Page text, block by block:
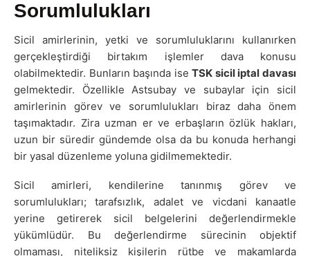
Sorumlulukları
Sicil amirlerinin, yetki ve sorumluluklarını kullanırken
gerçekleştirdiği birtakım işlemler dava konusu
olabilmektedir. Bunların başında iseTSK sicil iptal davası
gelmektedir. Özellikle Astsubay ve subaylar için sicil
amirlerinin görev ve sorumlulukları biraz daha önem
taşımaktadır. Zira uzman er ve erbaşların özlük hakları,
uzun bir süredir gündemde olsa da bu konuda herhangi
bir yasal düzenleme yoluna gidilmemektedir.
Sicil amirleri, kendilerine tanınmış görev ve
sorumlulukları; tarafsızlık, adalet ve vicdani kanaatle
yerine getirerek sicil belgelerini değerlendirmekle
yükümlüdür. Bu değerlendirme sürecinin objektif
olmaması, niteliksiz kişilerin rütbe ve makamlarda